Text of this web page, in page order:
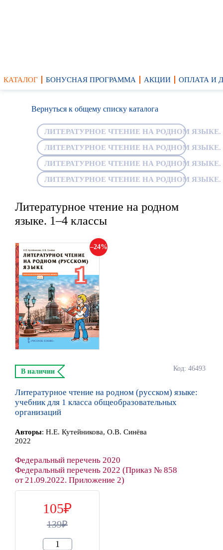
КАТАЛОГ БОНУСНАЯ ПРОГРАММА АКЦИИ ОПЛАТА И
Вернуться к общему списку каталога
ЛИТЕРАТУРНОЕ ЧТЕНИЕ НА РОДНОМ ЯЗЫКЕ.
ЛИТЕРАТУРНОЕ ЧТЕНИЕ НА РОДНОМ ЯЗЫКЕ.
ЛИТЕРАТУРНОЕ ЧТЕНИЕ НА РОДНОМ ЯЗЫКЕ.
ЛИТЕРАТУРНОЕ ЧТЕНИЕ НА РОДНОМ ЯЗЫКЕ.
Литературное чтение на родном
языке. 1–4 классы
24
Код: 46493
В наличии
Литературное чтение на родном (русском) языке:
учебник для 1 класса общеобразовательных
организаций
Авторы: Н.Е. Кутейникова, О.В. Синёва
2022
Федеральный перечень 2020
Федеральный перечень 2022 (Приказ № 858
от 21.09.2022. Приложение 2)
105
139